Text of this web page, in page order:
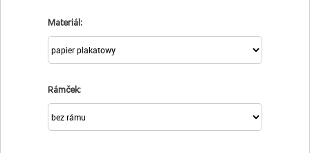
Materiál:
Rámček: